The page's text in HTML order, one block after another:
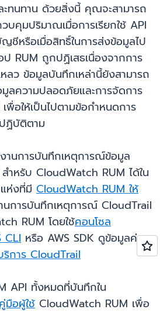
ทนทาน ด้วยสิ่งนี้ คุณจะสามารถ
บคุมปริมาณเมื่อการเรียกใช้ API
ชีหรือเมื่อสิทธิ์ในการส่งข้อมูลไป
RUM ถูกปฏิเสธเนื่องจากการ
ลว ข้อมูลบันทึกเหล่านี้ยังสามารถ
มูลความปลอดภัยและการจัดการ
พื่อให้เป็นไปตามข้อกำหนดการ
ฏิบัติตาม
านการบันทึกเหตุการณ์ข้อมูล
ำหรับ CloudWatch RUM ได้ใน
ห่งที่มี CloudWatch RUM ให้
นการบันทึกเหตุการณ์ CloudTrail
RUM โดยใช้คอนโซล
CLI หรือ AWS SDK ดูข้อมูลค่า
ริการ CloudTrail
API ทั้งหมดที่บันทึกใน
มือผู้ใช้ CloudWatch RUM เพื่อ